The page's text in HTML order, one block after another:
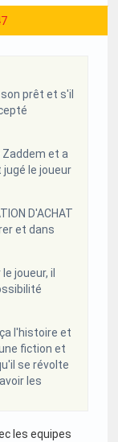
prêt et s'il
et a
le joueur
D'ACHAT
et dans
joueur, il
l'histoire et
fiction et
se révolte
les
les equipes